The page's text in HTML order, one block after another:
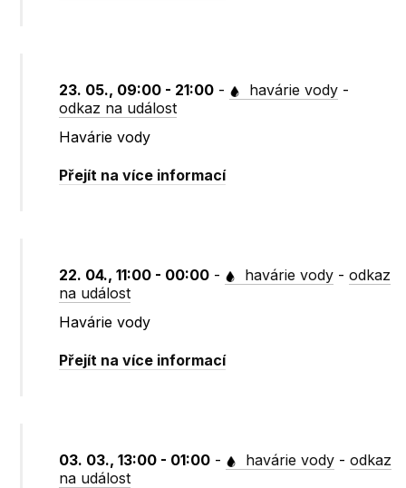
23. 05., 09:00 - 21:00 - havárie vody -
odkaz na událost
Havárie vody
Přejít na více informací
22. 04., 11:00 - 00:00 - havárie vody -odkaz
na událost
Havárie vody
Přejít na více informací
03. 03., 13:00 - 01:00 - havárie vody -odkaz
na událost